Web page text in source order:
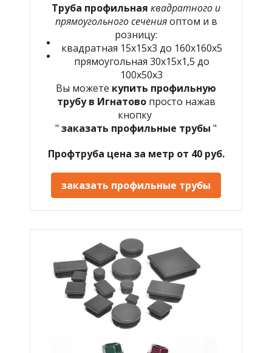
Труба профильная квадратного и
прямоугольного сеченияоптом и в
розницу:
квадратная 15х15х3 до 160х160х5
прямоугольная 30х15х1,5 до
100х50х3
Вы можете купить профильную
трубу в Игнатово просто нажав
кнопку
" заказать профильные трубы "
Профтруба цена за метр от 40 руб.
заказать профильные трубы